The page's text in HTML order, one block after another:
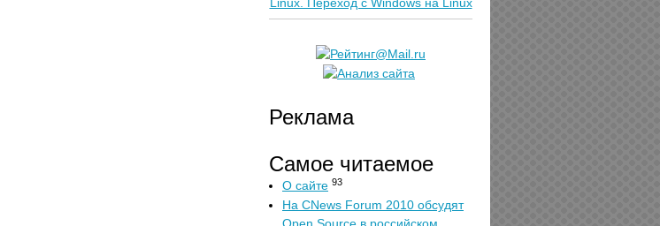
Реклама
Самое читаемое
О сайте 93
На CNews Forum 2010 обсудят
Open Source в российском